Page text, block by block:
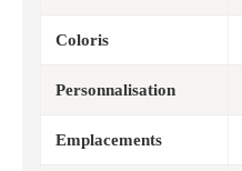
Coloris
Personnalisation
Emplacements